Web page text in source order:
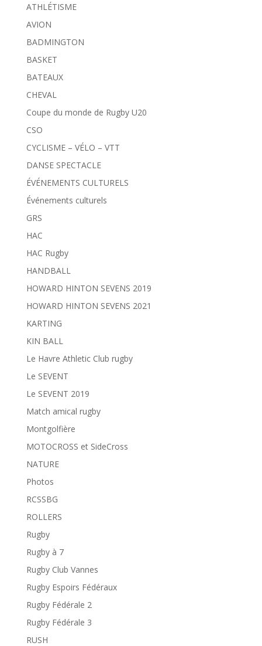
ATHLÉTISME
AVION
BADMINGTON
BASKET
BATEAUX
CHEVAL
Coupe du monde de Rugby U20
CSO
CYCLISME – VÉLO – VTT
DANSE SPECTACLE
ÉVÉNEMENTS CULTURELS
Événements culturels
GRS
HAC
HAC Rugby
HANDBALL
HOWARD HINTON SEVENS 2019
HOWARD HINTON SEVENS 2021
KARTING
KIN BALL
Le Havre Athletic Club rugby
Le SEVENT
Le SEVENT 2019
Match amical rugby
Montgolfière
MOTOCROSS et SideCross
NATURE
Photos
RCSSBG
ROLLERS
Rugby
Rugby à 7
Rugby Club Vannes
Rugby Espoirs Fédéraux
Rugby Fédérale 2
Rugby Fédérale 3
RUSH